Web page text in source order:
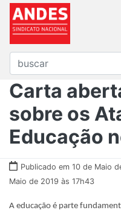
Carta
sobre os
Educação
Publicado em 10 de Maio
Maio de 2019 às 17h43
A educação é parte